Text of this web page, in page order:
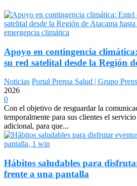
Apoyo en contingencia
su red satelital desde la Región
Noticias Portal Prensa Salud | Grupo
2026
0
Con el objetivo de resguardar la
temporalmente para sus clientes el
adicional, para que...
Hábitos saludables para
frente a una pantalla